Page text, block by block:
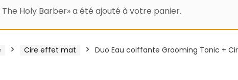
Holy Barber» a été ajouté à votre panier.
Cire effet mat Duo Eau coiffante Grooming Tonic +